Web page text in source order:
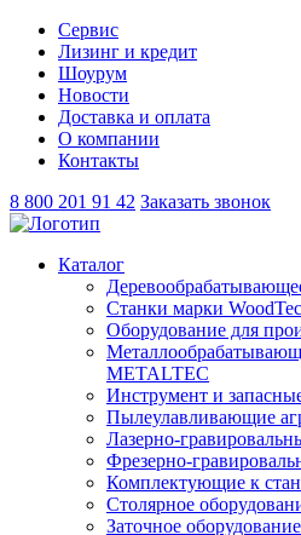
Сервис
Лизинг и кредит
Шоурум
Новости
Доставка и оплата
О компании
Контакты
8 800 201 91 42 Заказать звонок
Каталог
Станки марки WoodTec
Оборудование для
METALTEC
Инструмент и
Пылеулавливающие
Лазерно-
Фрезерно-
Комплектующие к
Столярное
Заточное оборудование